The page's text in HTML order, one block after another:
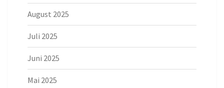
August 2025
Juli 2025
Juni 2025
Mai 2025